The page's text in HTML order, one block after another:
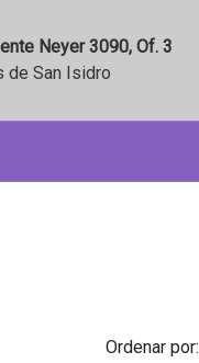
Neyer 3090, Of. 3
de San Isidro
Ordenar por: